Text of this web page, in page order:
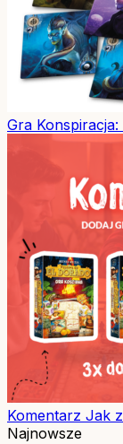
Gra
Komentarz Jak
Najnowsze